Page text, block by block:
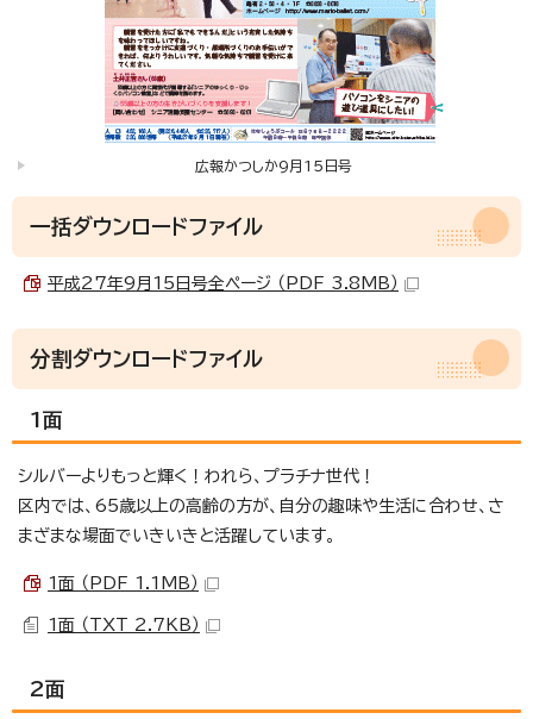
広報かつしか9月15日号
一括ダウンロードファイル
平成27年9月15日号全ページ （PDF 3.8MB）
分割ダウンロードファイル
1面
シルバーよりもっと輝く！われら、プラチナ世代！
区内では、65歳以上の高齢の方が、自分の趣味や生活に合わせ、さ
まざまな場面でいきいきと活躍しています。
1面 （PDF 1.1MB）
1面 （TXT 2.7KB）
2面